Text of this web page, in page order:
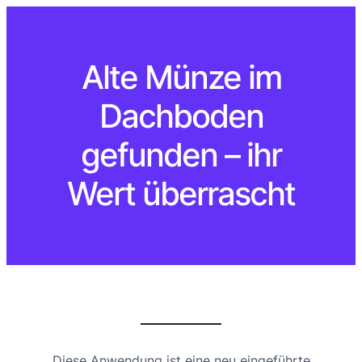
Alte Münze im
Dachboden
gefunden – ihr
Wert überrascht